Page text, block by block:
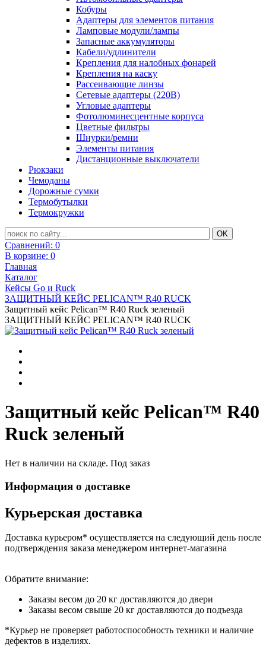
Кобуры
Адаптеры для элементов питания
Ламповые модули/лампы
Запасные аккумуляторы
Кабели/удлинители
Крепления для налобных фонарей
Крепления на каску
Рассеивающие линзы
Сетевые адаптеры (220В)
Угловые адаптеры
Фотолюминесцентные корпуса
Цветные фильтры
Шнурки/ремни
Элементы питания
Дистанционные выключатели
Рюкзаки
Чемоданы
Дорожные сумки
Термобутылки
Термокружки
Сравнений: 0
В корзине: 0
Главная
Каталог
Кейсы Go и Ruck
ЗАЩИТНЫЙ КЕЙС PELICAN™ R40 RUCK
Защитный кейс Pelican™ R40 Ruck зеленый
ЗАЩИТНЫЙ КЕЙС PELICAN™ R40 RUCK
Защитный кейс Pelican™ R40
Ruck зеленый
Нет в наличии на складе. Под заказ
Информация о доставке
Курьерская доставка
Доставка курьером* осуществляется на следующий день после
подтверждения заказа менеджером интернет-магазина
Обратите внимание:
Заказы весом до 20 кг доставляются до двери
Заказы весом свыше 20 кг доставляются до подъезда
*Курьер не проверяет работоспособность техники и наличие
дефектов в изделиях.